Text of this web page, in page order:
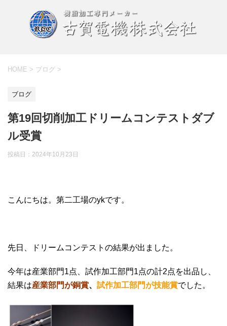
HOME > ブログ >
ブログ
第19回切削加工ドリームコンテストダブ
ル受賞
投稿日： 2024年10月23日
こんにちは。第二工場のykです。
先日、ドリームコンテストの結果が出ました。
今年は産業部門1点、試作加工部門1点の計2点を出品し、
結果は産業部門が銅賞、 試作加工部門が技能賞でした。